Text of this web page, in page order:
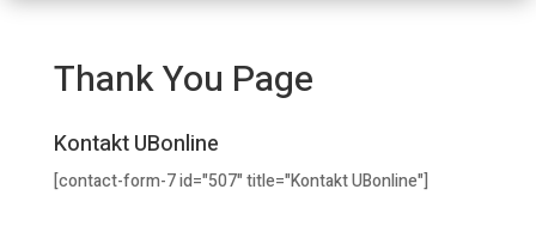
Thank You Page
Kontakt UBonline
[contact-form-7 id="507" title="Kontakt UBonline"]